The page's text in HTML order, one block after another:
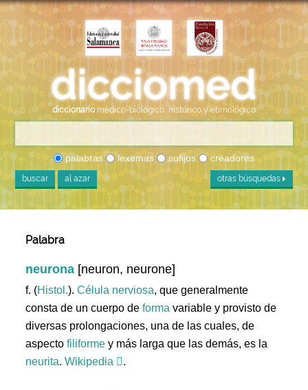
diccionario médico-biológico, histórico y etimológico
palabras lexemas sufijos creadores
buscar al azar otras búsquedas
Palabra
neurona [neuron, neurone]
f. (Histol.).Célula nerviosa, que generalmente
consta de un cuerpo deforma variable y provisto de
diversas prolongaciones, una de las cuales, de
aspectofiliforme y más larga que las demás, es la
neurita.Wikipedia .